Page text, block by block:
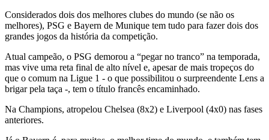
Considerados dois dos melhores clubes do mundo (se não os
melhores), PSG e Bayern de Munique tem tudo para fazer dois dos
grandes jogos da história da competição.
Atual campeão, o PSG demorou a “pegar no tranco” na temporada,
mas vive uma reta final de alto nível e, apesar de mais tropeços do
que o comum na Ligue 1 - o que possibilitou o surpreendente Lens a
brigar pela taça -, tem o título francês encaminhado.
Na Champions, atropelou Chelsea (8x2) e Liverpool (4x0) nas fases
anteriores.